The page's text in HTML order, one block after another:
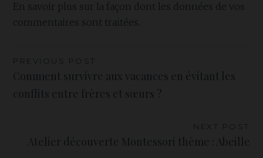
En savoir plus sur la façon dont les données de vos
commentaires sont traitées
Navigation
de
PREVIOUS POST
Comment survivre aux vacances en évitant les
conflits entre frères et sœurs ?
NEXT POST
Atelier découverte Montessori thème : Abeille